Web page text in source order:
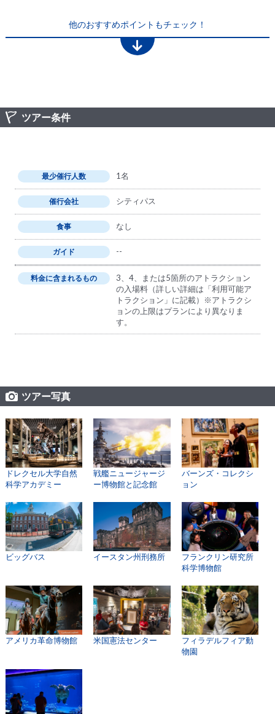
他のおすすめポイントもチェック！
ツアー条件
最少催行人数 1名
催行会社 シティパス
食事 なし
ガイド --
料金に含まれるもの
3、4、または5箇所のアトラクション
の入場料（詳しい詳細は「利用可能ア
トラクション」に記載）※アトラクシ
ョンの上限はプランにより異なりま
す。
ツアー写真
ドレクセル大学自然
科学アカデミー
戦艦ニュージャージ
ー博物館と記念館
バーンズ・コレクシ
ョン
ビッグバス イースタン州刑務所
フランクリン研究所
科学博物館
アメリカ革命博物館 米国憲法センター
フィラデルフィア動
物園